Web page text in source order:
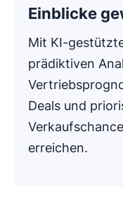
Einblicke
Mit KI-
prädiktiven
Deals und
erreichen.